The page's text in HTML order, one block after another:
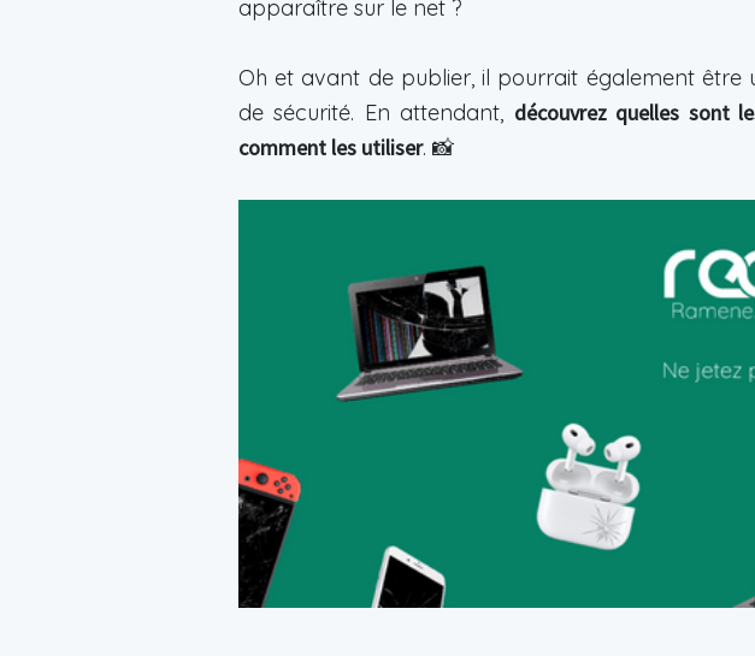
apparaître sur le net ?
Oh et avant de publier, il pourrait également être
de sécurité. En attendant, découvrez quelles sont
comment les utiliser. 📸